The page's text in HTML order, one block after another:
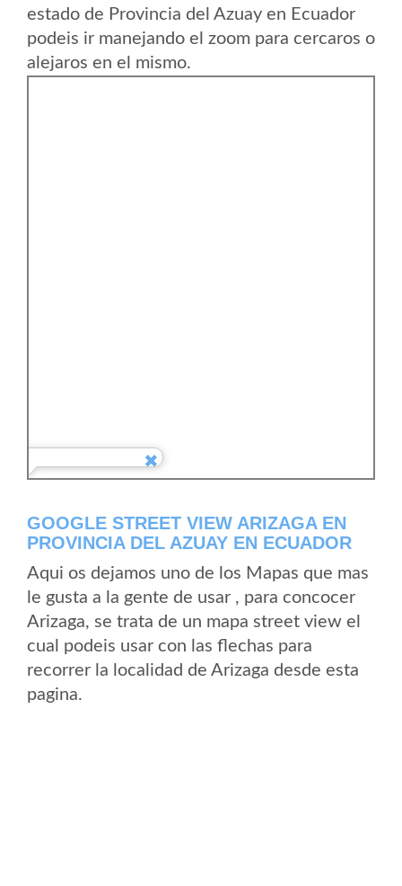
estado de Provincia del Azuay en Ecuador
podeis ir manejando el zoom para cercaros o
alejaros en el mismo.
GOOGLE STREET VIEW ARIZAGA EN
PROVINCIA DEL AZUAY EN ECUADOR
Aqui os dejamos uno de los Mapas que mas
le gusta a la gente de usar , para concocer
Arizaga, se trata de un mapa street view el
cual podeis usar con las flechas para
recorrer la localidad de Arizaga desde esta
pagina.